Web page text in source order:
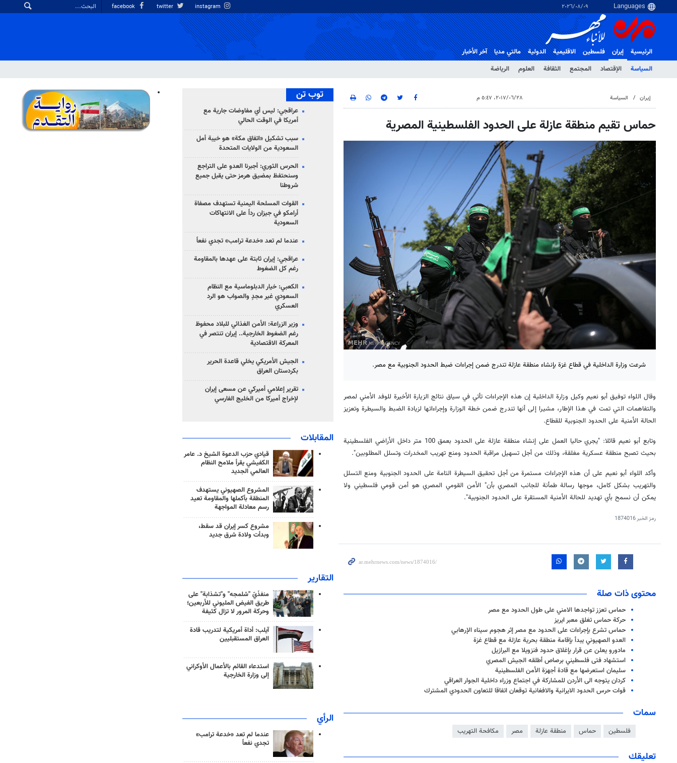
٠٩‏/٠٨‏/٢٠٢٦
الرئيسية
إيران
السياسة
الإقتصاد المجتمع الثقافة العلوم الرياضة
فلسطین الاقلیمیة الدولية مالتي مدیا آخر الأخبار
إيران السياسة ٢٨‏/٠٦‏/٢٠١٧، ٥:٤٧ م
حماس تقيم منطقة عازلة على الحدود الفلسطينية المصرية
شرعت وزارة الداخلية في قطاع غزة بإنشاء منطقة عازلة تندرج ضمن إجراءات ضبط الحدود الجنوبية مع مصر.
وقال اللواء توفيق أبو نعيم وكيل وزارة الداخلية إن هذه الإجراءات تأتي في سياق نتائج الزيارة الأخيرة للوفد الأمني لمصر
والتفاهمات التي تمت في هذا الإطار، مشيرا إلى أنها تندرج ضمن خطة الوزارة وإجراءاتها لزيادة الضبط والسيطرة وتعزيز
الحالة الأمنية على الحدود الجنوبية للقطاع.
وتابع أبو نعيم قائلا: "يجري حاليا العمل على إنشاء منطقة عازلة على الحدود بعمق 100 متر داخل الأراضي الفلسطينية
بحيث تصبح منطقة عسكرية مغلقة، وذلك من أجل تسهيل مراقبة الحدود ومنع تهريب المخدرات وتسلل المطلوبين".
وأكد اللواء أبو نعيم على أن هذه الإجراءات مستمرة من أجل تحقيق السيطرة التامة على الحدود الجنوبية ومنع التسلل
والتهريب بشكل كامل، موجها رسالة طمأنة للجانب المصري بأن" الأمن القومي المصري هو أمن قومي فلسطيني ولا
يمكن أن نسمح بأي تهديد للحالة الأمنية المستقرة على الحدود الجنوبية".
رمز الخبر1874016
محتوى ذات صلة
حماس تعزز تواجدها الامني على طول الحدود مع مصر
حركة حماس تغلق معبر ايريز
حماس تشرع بإجراءات على الحدود مع مصر إثر هجوم سيناء الإرهابي
العدو الصهيوني يبدأ بإقامة منطقة بحرية عازلة مع قطاع غزة
مادورو يعلن عن قرار بإغلاق حدود فنزويلا مع البرازيل
استشهاد فتى فلسطيني برصاص أطلقه الجيش المصري
سليمان استعرضها مع قادة أجهزة الأمن الفلسطينية
كردان يتوجه الى الأردن للمشاركة في اجتماع وزراء داخلية الجوار العراقي
قوات حرس الحدود الايرانية والافغانية توقعان اتفاقا للتعاون الحدودي المشترك
سمات
فلسطين حماس منطقة عازلة مصر مكافحة التهريب
تعليقك
توب تن
عراقجي: ليس أي مفاوضات جارية مع
أمريكا في الوقت الحالي
سبب تشكيل «اتفاق مكة» هو خيبة أمل
السعودية من الولايات المتحدة
الحرس الثوري: أجبرنا العدو على التراجع
وسنحتفظ بمضيق هرمز حتى يقبل جميع
شروطنا
القوات المسلحة اليمنية تستهدف مصفاة
أرامكو في جيزان رداً على الانتهاكات
السعودية
عندما لم تعد «خدعة ترامب» تجدي نفعاً
عراقجي: إيران ثابتة على عهدها بالمقاومة
رغم كل الضغوط
الكعبي: خيار الدبلوماسية مع النظام
السعودي غير مجدٍ والصواب هو الرد
العسكري
وزير الزراعة: الأمن الغذائي للبلاد محفوظ
رغم الضغوط الخارجية.. إيران تنتصر في
المعركة الاقتصادية
الجيش الأمريكي يخلي قاعدة الحرير
بكردستان العراق
تقرير إعلامي أميركي عن مسعى إيران
لإخراج أميركا من الخليج الفارسي
المقابلات
قيادي حزب الدعوة الشيخ د. عامر
الكفيشي يقرأ ملامح النظام
العالمي الجديد
المشروع الصهيوني يستهدف
المنطقة بأكملها والمقاومة تعيد
رسم معادلة المواجهة
مشروع كسر إيران قد سقط،
وبدأت ولادة شرق جديد
التقارير
منفذَيّ "شلمجه" و"تشذابة" على
طريق الفيض المليوني للأربعين؛
وحركة المرور لا تزال كثيفة
آيلب: أداة أمريكية لتدريب قادة
العراق المستقبليين
استدعاء القائم بالأعمال الأوكراني
إلى وزارة الخارجية
الرأي
عندما لم تعد «خدعة ترامب»
تجدي نفعاً